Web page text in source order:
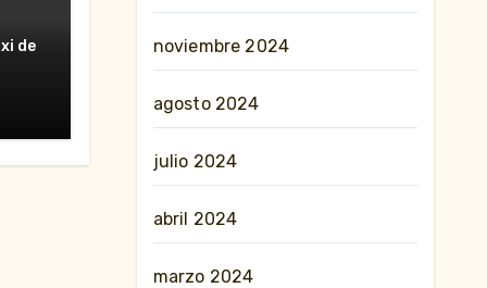
y
de
noviembre 2024
agosto 2024
julio 2024
abril 2024
marzo 2024